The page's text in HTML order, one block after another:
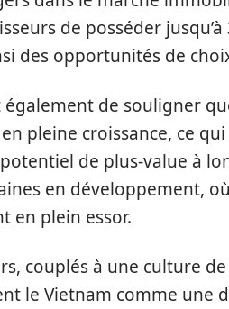
de posséder jusqu’à
des opportunités de
de souligner
pleine croissance, ce
de plus-value à
en développement,
en plein essor.
couplés à une culture
le Vietnam comme une